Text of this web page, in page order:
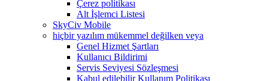
Çerez politikası
Alt İşlemci Listesi
SkyCiv Mobile
hiçbir yazılım mükemmel değilken veya
Genel Hizmet Şartları
Kullanıcı Bildirimi
Servis Seviyesi Sözleşmesi
Kabul edilebilir Kullanım Politikası